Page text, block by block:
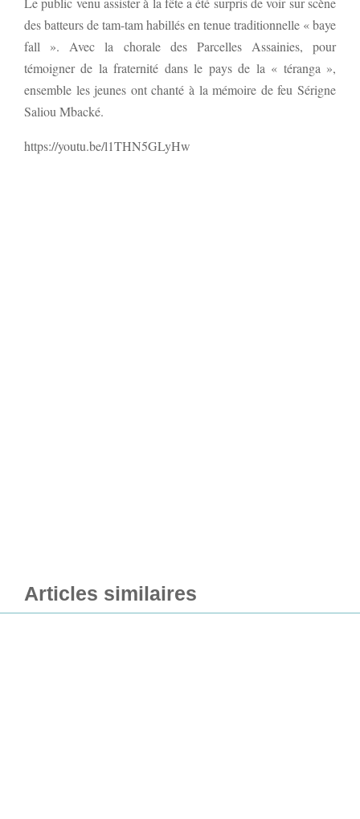
des batteurs de tam-tam habillés en tenue traditionnelle « baye
fall ». Avec la chorale des Parcelles Assainies, pour
témoigner de la fraternité dans le pays de la « téranga »,
ensemble les jeunes ont chanté à la mémoire de feu Sérigne
Saliou Mbacké.
https://youtu.be/l1THN5GLyHw
Articles similaires